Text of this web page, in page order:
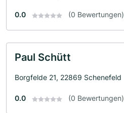
0.0 (0 Bewertungen)
Paul Schütt
Borgfelde 21, 22869 Schenefeld
0.0 (0 Bewertungen)